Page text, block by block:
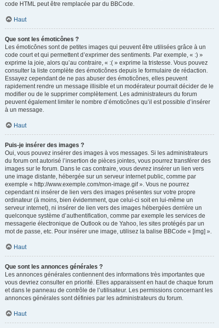
code HTML peut être remplacée par du BBCode.
Haut
Que sont les émoticônes ?
Les émoticônes sont de petites images qui peuvent être utilisées grâce à un
code court et qui permettent d’exprimer des sentiments. Par exemple, « :) »
exprime la joie, alors qu’au contraire, « :( » exprime la tristesse. Vous pouvez
consulter la liste complète des émoticônes depuis le formulaire de rédaction.
Essayez cependant de ne pas abuser des émoticônes, elles peuvent
rapidement rendre un message illisible et un modérateur pourrait décider de le
modifier ou de le supprimer complètement. Les administrateurs du forum
peuvent également limiter le nombre d’émoticônes qu’il est possible d’insérer
à un message.
Haut
Puis-je insérer des images ?
Oui, vous pouvez insérer des images à vos messages. Si les administrateurs
du forum ont autorisé l’insertion de pièces jointes, vous pourrez transférer des
images sur le forum. Dans le cas contraire, vous devrez insérer un lien vers
une image distante, hébergée sur un serveur internet public, comme par
exemple « http://www.exemple.com/mon-image.gif ». Vous ne pourrez
cependant ni insérer de lien vers des images présentes sur votre propre
ordinateur (à moins, bien évidemment, que celui-ci soit en lui-même un
serveur internet), ni insérer de lien vers des images hébergées derrière un
quelconque système d’authentification, comme par exemple les services de
messagerie électronique de Outlook ou de Yahoo, les sites protégés par un
mot de passe, etc. Pour insérer une image, utilisez la balise BBCode « [img] ».
Haut
Que sont les annonces générales ?
Les annonces générales contiennent des informations très importantes que
vous devriez consulter en priorité. Elles apparaissent en haut de chaque forum
et dans le panneau de contrôle de l’utilisateur. Les permissions concernant les
annonces générales sont définies par les administrateurs du forum.
Haut